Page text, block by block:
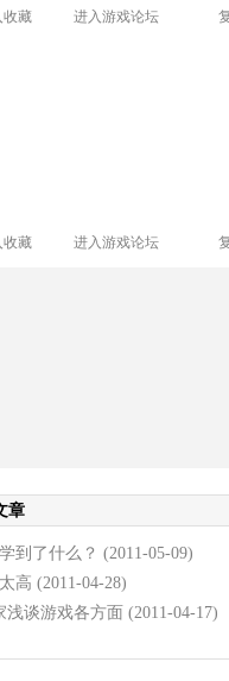
收藏 进入游戏论坛
收藏 进入游戏论坛
章
到了什么？ (2011-05-09)
高 (2011-04-28)
浅谈游戏各方面 (2011-04-17)